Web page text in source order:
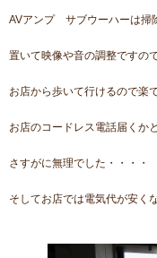
AVアンプ サブウーハーは掃
置いて映像や音の調整ですの
お店から歩いて行けるので楽
お店のコードレス電話届くか
さすがに無理でした・・・・
そしてお店では電気代が安く